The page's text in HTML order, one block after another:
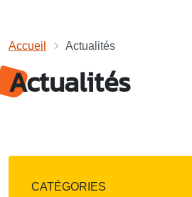
Accueil Actualités
Actualités
CATÉGORIES